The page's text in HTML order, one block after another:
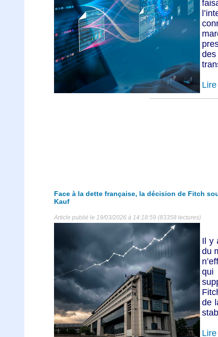
des
Face à la dette française, la décision de Fitch
Kauf
Article publié le 19/03/2026 à 14:18:59 (83358 lectures)
Il y
du
qui
de